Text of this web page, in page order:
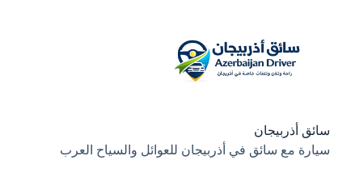
سائق أذربيجان
سيارة مع سائق في أذربيجان للعوائل والسياح العرب